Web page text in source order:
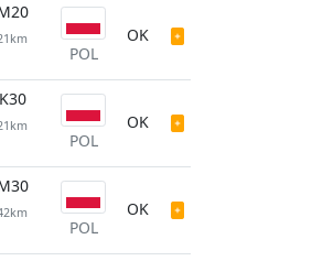
POL
OK
K30
POL
OK
POL
OK